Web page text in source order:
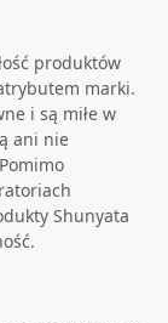
produktów
marki.
i są miłe w
ani nie
Shunyata